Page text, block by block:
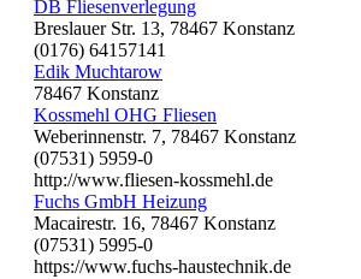
DB Fliesenverlegung
Breslauer Str. 13, 78467 Konstanz
(0176) 64157141
Edik Muchtarow
78467 Konstanz
Kossmehl OHG Fliesen
Weberinnenstr. 7, 78467 Konstanz
(07531) 5959-0
http://www.fliesen-kossmehl.de
Fuchs GmbH Heizung
Macairestr. 16, 78467 Konstanz
(07531) 5995-0
https://www.fuchs-haustechnik.de